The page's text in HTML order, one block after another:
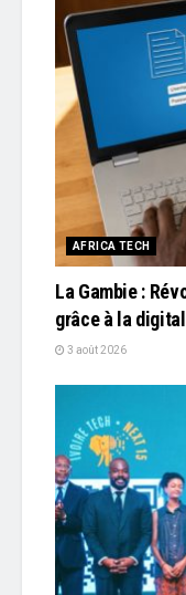
AFRICA TECH
La Gambie :
grâce à la
3 août 2026